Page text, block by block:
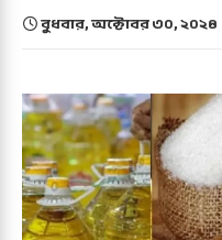
বুধবার, অক্টোবর ৩০, ২০২৪